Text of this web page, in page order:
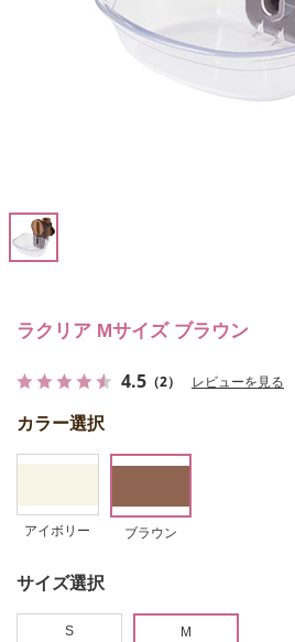
ラクリア Mサイズ ブラウン
4.5 （2） レビューを見る
カラー選択
アイボリー ブラウン
サイズ選択
S M